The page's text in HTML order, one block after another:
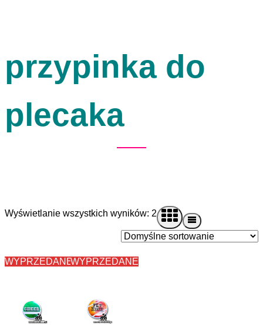
przypinka do
plecaka
Wyświetlanie wszystkich wyników: 2
WYPRZEDANEWYPRZEDANE